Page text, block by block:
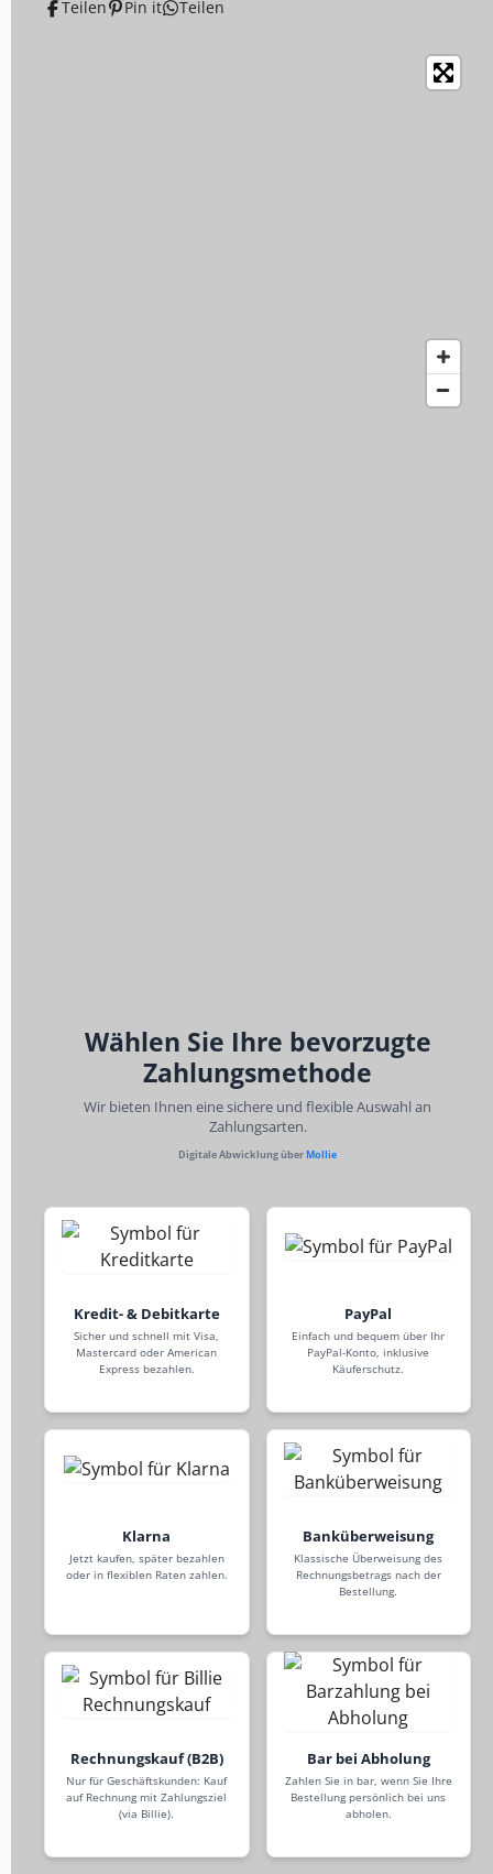
Teilen Pin it Teilen
Wählen Sie Ihre bevorzugte
Zahlungsmethode
Wir bieten Ihnen eine sichere und flexible Auswahl an
Zahlungsarten.
Digitale Abwicklung überMollie
Kredit- & Debitkarte
Sicher und schnell mit Visa,
Mastercard oder American
Express bezahlen.
PayPal
Einfach und bequem über Ihr
PayPal-Konto, inklusive
Käuferschutz.
Klarna
Jetzt kaufen, später bezahlen
oder in flexiblen Raten zahlen.
Banküberweisung
Klassische Überweisung des
Rechnungsbetrags nach der
Bestellung.
Rechnungskauf (B2B)
Nur für Geschäftskunden: Kauf
auf Rechnung mit Zahlungsziel
(via Billie).
Bar bei Abholung
Zahlen Sie in bar, wenn Sie Ihre
Bestellung persönlich bei uns
abholen.